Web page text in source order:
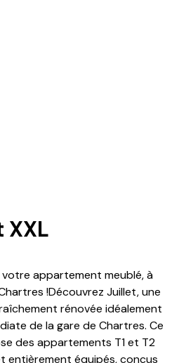
votre appartement meublé, à
!Découvrez Juillet, une
rénovée idéalement
de la gare de Chartres. Ce
des appartements T1 et T2
entièrement équipés, conçus